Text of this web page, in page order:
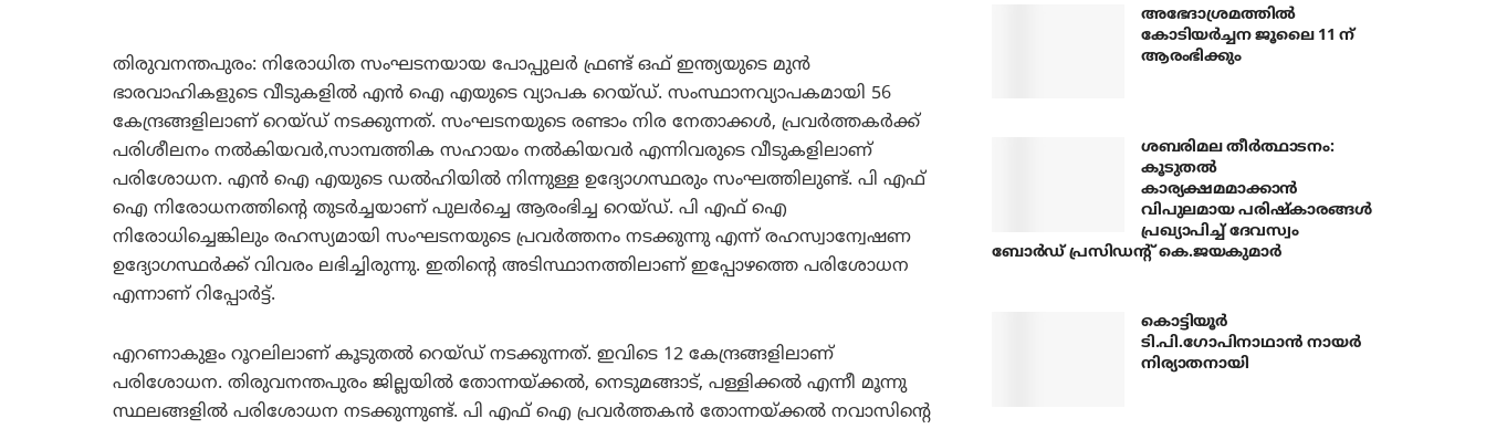
തിരുവനന്തപുരം: നിരോധിത സംഘടനയായ പോപ്പുലര്‍ ഫ്രണ്ട് ഒഫ് ഇന്ത്യയുടെ മുന്‍
ഭാരവാഹികളുടെ വീടുകളില്‍ എന്‍ ഐ എയുടെ വ്യാപക റെയ്ഡ്. സംസ്ഥാനവ്യാപകമായി 56
കേന്ദ്രങ്ങളിലാണ് റെയ്ഡ് നടക്കുന്നത്. സംഘടനയുടെ രണ്ടാം നിര നേതാക്കള്‍, പ്രവര്‍ത്തകര്‍ക്ക്
പരിശീലനം നല്‍കിയവര്‍,സാമ്പത്തിക സഹായം നല്‍കിയവര്‍ എന്നിവരുടെ വീടുകളിലാണ്
പരിശോധന. എന്‍ ഐ എയുടെ ഡല്‍ഹിയില്‍ നിന്നുള്ള ഉദ്യോഗസ്ഥരും സംഘത്തിലുണ്ട്. പി എഫ്
ഐ നിരോധനത്തിന്റെ തുടര്‍ച്ചയാണ് പുലര്‍ച്ചെ ആരംഭിച്ച റെയ്ഡ്. പി എഫ് ഐ
നിരോധിച്ചെങ്കിലും രഹസ്യമായി സംഘടനയുടെ പ്രവര്‍ത്തനം നടക്കുന്നു എന്ന് രഹസ്വാന്വേഷണ
ഉദ്യാേഗസ്ഥര്‍ക്ക് വിവരം ലഭിച്ചിരുന്നു. ഇതിന്റെ അടിസ്ഥാനത്തിലാണ് ഇപ്പോഴത്തെ പരിശോധന
എന്നാണ് റിപ്പോര്‍ട്ട്.
എറണാകുളം റൂറലിലാണ് കൂടുതല്‍ റെയ്ഡ് നടക്കുന്നത്. ഇവിടെ 12 കേന്ദ്രങ്ങളിലാണ്
പരിശോധന. തിരുവനന്തപുരം ജില്ലയില്‍ തോന്നയ്ക്കല്‍, നെടുമങ്ങാട്, പള്ളിക്കല്‍ എന്നീ മൂന്നു
സ്ഥലങ്ങളില്‍ പരിശോധന നടക്കുന്നുണ്ട്. പി എഫ് ഐ പ്രവര്‍ത്തകന്‍ തോന്നയ്ക്കല്‍ നവാസിന്റെ
അഭേദാശ്രമത്തില്‍
കോടിയര്‍ച്ചന ജൂലൈ 11 ന്
ആരംഭിക്കും
ശബരിമല തീര്‍ത്ഥാടനം:
കൂടുതല്‍
കാര്യക്ഷമമാക്കാന്‍
വിപുലമായ പരിഷ്‌കാരങ്ങള്‍
പ്രഖ്യാപിച്ച് ദേവസ്വം
ബോര്‍ഡ് പ്രസിഡന്റ് കെ.ജയകുമാര്‍
കൊട്ടിയൂര്‍
ടി.പി.ഗോപിനാഥാന്‍ നായര്‍
നിര്യാതനായി